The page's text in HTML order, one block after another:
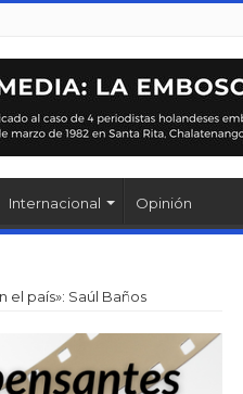
Internacional Opinión
país»: Saúl Baños